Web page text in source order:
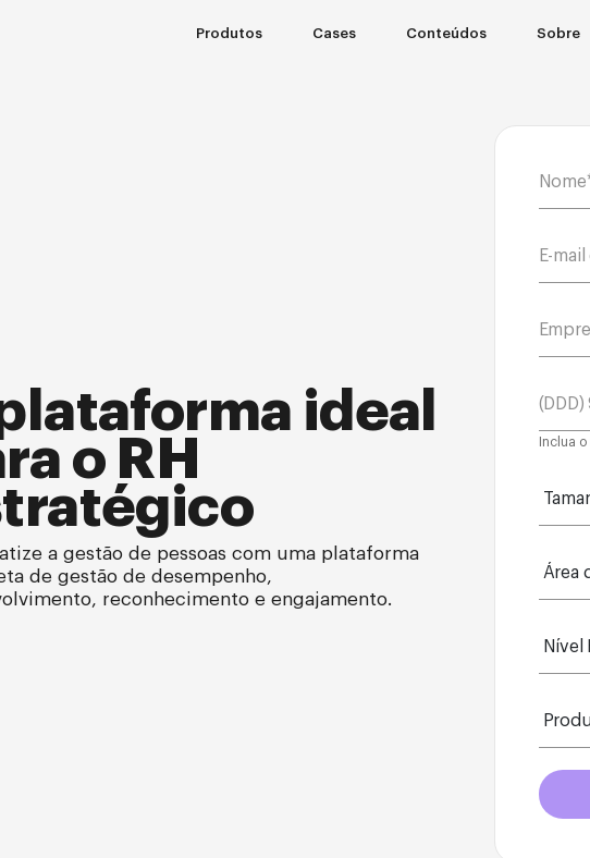
Produtos Cases Conteúdos Sobre
ideal
o RH
a gestão de pessoas com uma plataforma
de gestão de desempenho,
reconhecimento e engajamento.
Inclua